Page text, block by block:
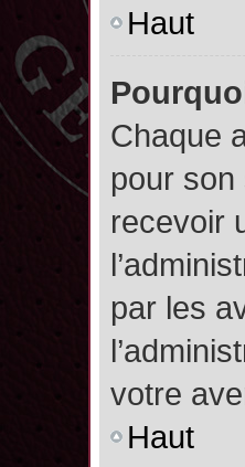
Haut
Chaque
pour
recevoir
par les
votre
Haut